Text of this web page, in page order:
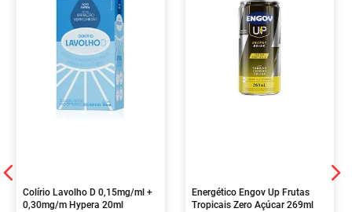
Colírio Lavolho D 0,15mg/ml +
0,30mg/m Hypera 20ml
Energético Engov Up Frutas
Tropicais Zero Açúcar 269ml